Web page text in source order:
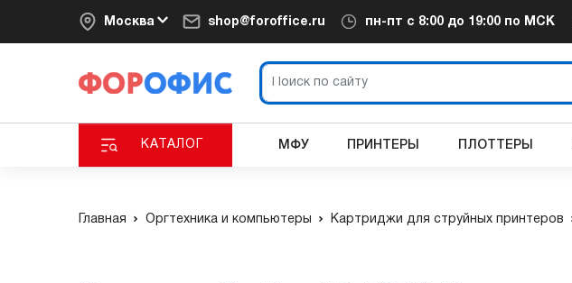
Москва shop@foroffice.ru пн-пт с 8:00 до 19:00 по МСК
КАТАЛОГ МФУ ПРИНТЕРЫ ПЛОТТЕРЫ
Главная Оргтехника и компьютеры Картриджи для струйных принтеров